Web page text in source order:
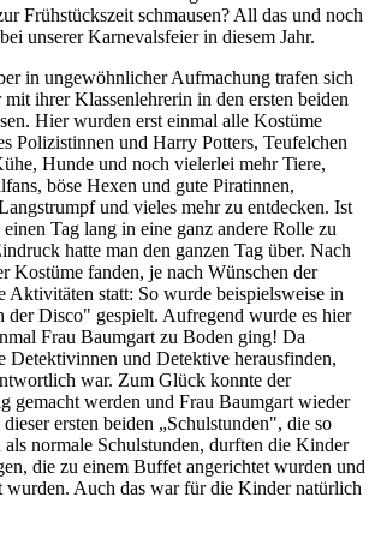
Frühstückszeit schmausen? All das und noch
unserer Karnevalsfeier in diesem Jahr.
in ungewöhnlicher Aufmachung trafen sich
ihrer Klassenlehrerin in den ersten beiden
Hier wurden erst einmal alle Kostüme
Polizistinnen und Harry Potters, Teufelchen
Hunde und noch vielerlei mehr Tiere,
böse Hexen und gute Piratinnen,
und vieles mehr zu entdecken. Ist
Tag lang in eine ganz andere Rolle zu
hatte man den ganzen Tag über. Nach
Kostüme fanden, je nach Wünschen der
Aktivitäten statt: So wurde beispielsweise in
der Disco" gespielt. Aufregend wurde es hier
Frau Baumgart zu Boden ging! Da
Detektivinnen und Detektive herausfinden,
war. Zum Glück konnte der
gemacht werden und Frau Baumgart wieder
ersten beiden „Schulstunden", die so
als normale Schulstunden, durften die Kinder
die zu einem Buffet angerichtet wurden und
wurden. Auch das war für die Kinder natürlich